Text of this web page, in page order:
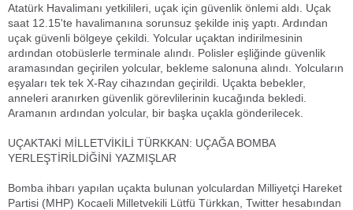
Atatürk Havalimanı yetkilileri, uçak için güvenlik önlemi aldı. Uçak
saat 12.15'te havalimanına sorunsuz şekilde iniş yaptı. Ardından
uçak güvenli bölgeye çekildi. Yolcular uçaktan indirilmesinin
ardından otobüslerle terminale alındı. Polisler eşliğinde güvenlik
aramasından geçirilen yolcular, bekleme salonuna alındı. Yolcuların
eşyaları tek tek X-Ray cihazından geçirildi. Uçakta bebekler,
anneleri aranırken güvenlik görevlilerinin kucağında bekledi.
Aramanın ardından yolcular, bir başka uçakla gönderilecek.
UÇAKTAKİ MİLLETVİKİLİ TÜRKKAN: UÇAĞA BOMBA
YERLEŞTİRİLDİĞİNİ YAZMIŞLAR
Bomba ihbarı yapılan uçakta bulunan yolculardan Milliyetçi Hareket
Partisi (MHP) Kocaeli Milletvekili Lütfü Türkkan, Twitter hesabından